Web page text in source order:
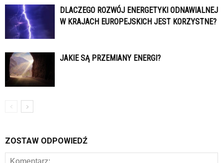
DLACZEGO ROZWÓJ ENERGETYKI ODNAWIALNEJ
W KRAJACH EUROPEJSKICH JEST KORZYSTNE?
JAKIE SĄ PRZEMIANY ENERGI?
ZOSTAW ODPOWIEDŹ